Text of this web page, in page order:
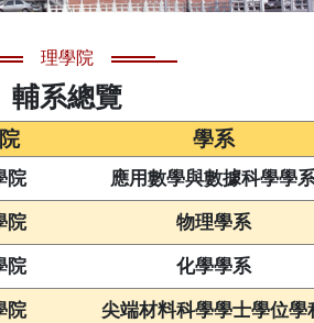
理學院
輔系總覽
學系
院 應用數學與數據科學學
院 物理學系
院 化學學系
院 尖端材料科學學士學位學